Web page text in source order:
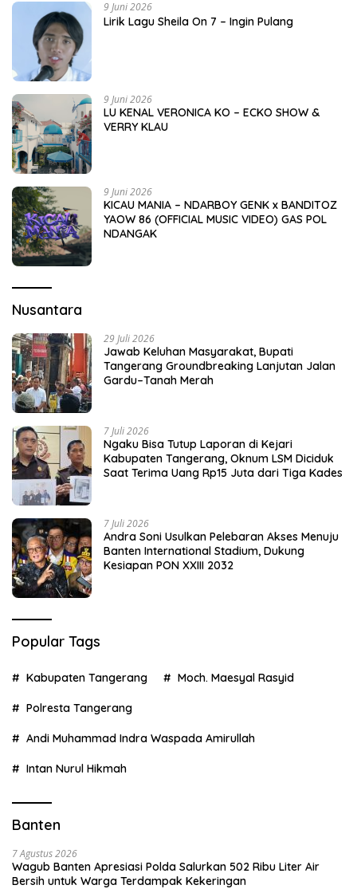
9 Juni 2026
Lirik Lagu Sheila On 7 – Ingin Pulang
9 Juni 2026
LU KENAL VERONICA KO – ECKO SHOW &
VERRY KLAU
9 Juni 2026
KICAU MANIA – NDARBOY GENK x BANDITOZ
YAOW 86 (OFFICIAL MUSIC VIDEO) GAS POL
NDANGAK
Nusantara
29 Juli 2026
Jawab Keluhan Masyarakat, Bupati
Tangerang Groundbreaking Lanjutan Jalan
Gardu–Tanah Merah
7 Juli 2026
Ngaku Bisa Tutup Laporan di Kejari
Kabupaten Tangerang, Oknum LSM Diciduk
Saat Terima Uang Rp15 Juta dari Tiga Kades
7 Juli 2026
Andra Soni Usulkan Pelebaran Akses Menuju
Banten International Stadium, Dukung
Kesiapan PON XXIII 2032
Popular Tags
Kabupaten Tangerang Moch. Maesyal Rasyid
Polresta Tangerang
Andi Muhammad Indra Waspada Amirullah
Intan Nurul Hikmah
Banten
7 Agustus 2026
Wagub Banten Apresiasi Polda Salurkan 502 Ribu Liter Air
Bersih untuk Warga Terdampak Kekeringan